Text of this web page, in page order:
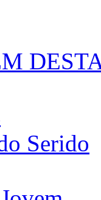
Serido